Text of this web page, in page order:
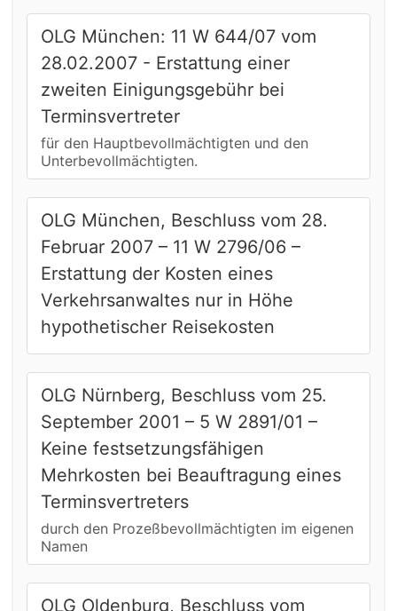
OLG München: 11 W 644/07 vom
28.02.2007 - Erstattung einer
zweiten Einigungsgebühr bei
Terminsvertreter
für den Hauptbevollmächtigten und den
Unterbevollmächtigten.
OLG München, Beschluss vom 28.
Februar 2007 – 11 W 2796/06 –
Erstattung der Kosten eines
Verkehrsanwaltes nur in Höhe
hypothetischer Reisekosten
OLG Nürnberg, Beschluss vom 25.
September 2001 – 5 W 2891/01 –
Keine festsetzungsfähigen
Mehrkosten bei Beauftragung eines
Terminsvertreters
durch den Prozeßbevollmächtigten im eigenen
Namen
OLG Oldenburg, Beschluss vom